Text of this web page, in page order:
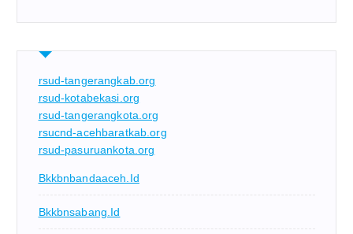
rsud-tangerangkab.org
rsud-kotabekasi.org
rsud-tangerangkota.org
rsucnd-acehbaratkab.org
rsud-pasuruankota.org
Bkkbnbandaaceh.id
Bkkbnsabang.id